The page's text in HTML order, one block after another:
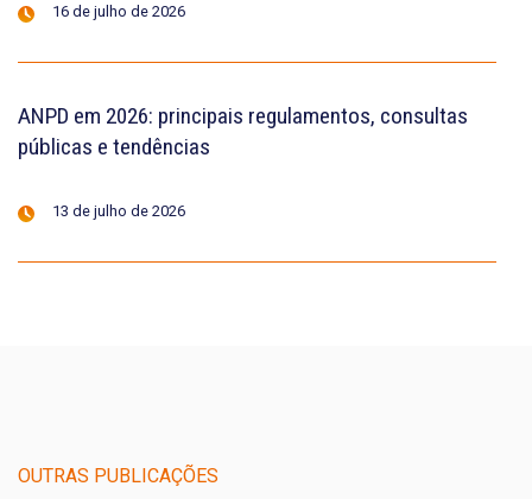
16 de julho de 2026
ANPD em 2026: principais regulamentos, consultas
públicas e tendências
13 de julho de 2026
OUTRAS PUBLICAÇÕES